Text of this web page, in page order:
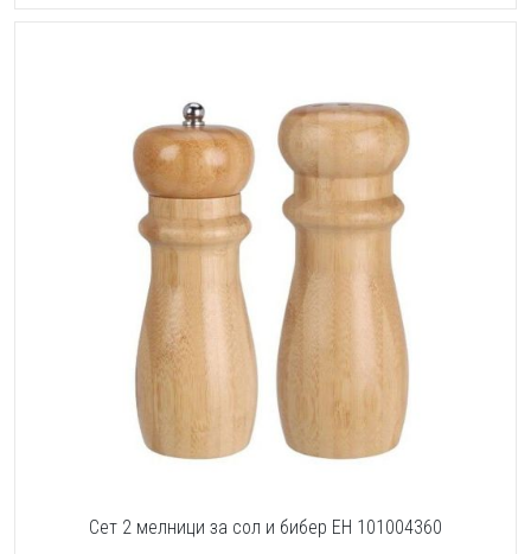
Сет 2 мелници за сол и бибер EH 101004360